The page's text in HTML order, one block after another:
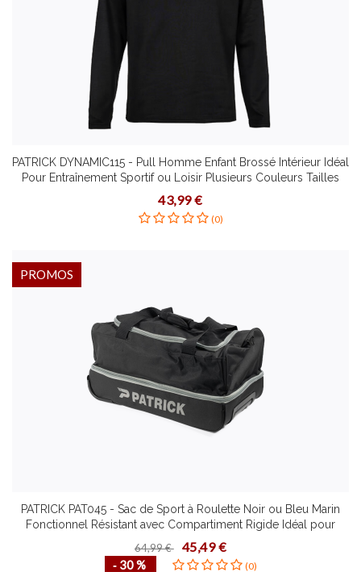
PATRICK DYNAMIC115 - Pull Homme Enfant Brossé Intérieur Idéal
Pour Entraînement Sportif ou Loisir Plusieurs Couleurs Tailles
43,99 €
(0)
PATRICK PAT045 - Sac de Sport à Roulette Noir ou Bleu Marin
Fonctionnel Résistant avec Compartiment Rigide Idéal pour
Rangement Chaussures
64,99 € 45,49 €
‐ 30 % (0)
PROMOS